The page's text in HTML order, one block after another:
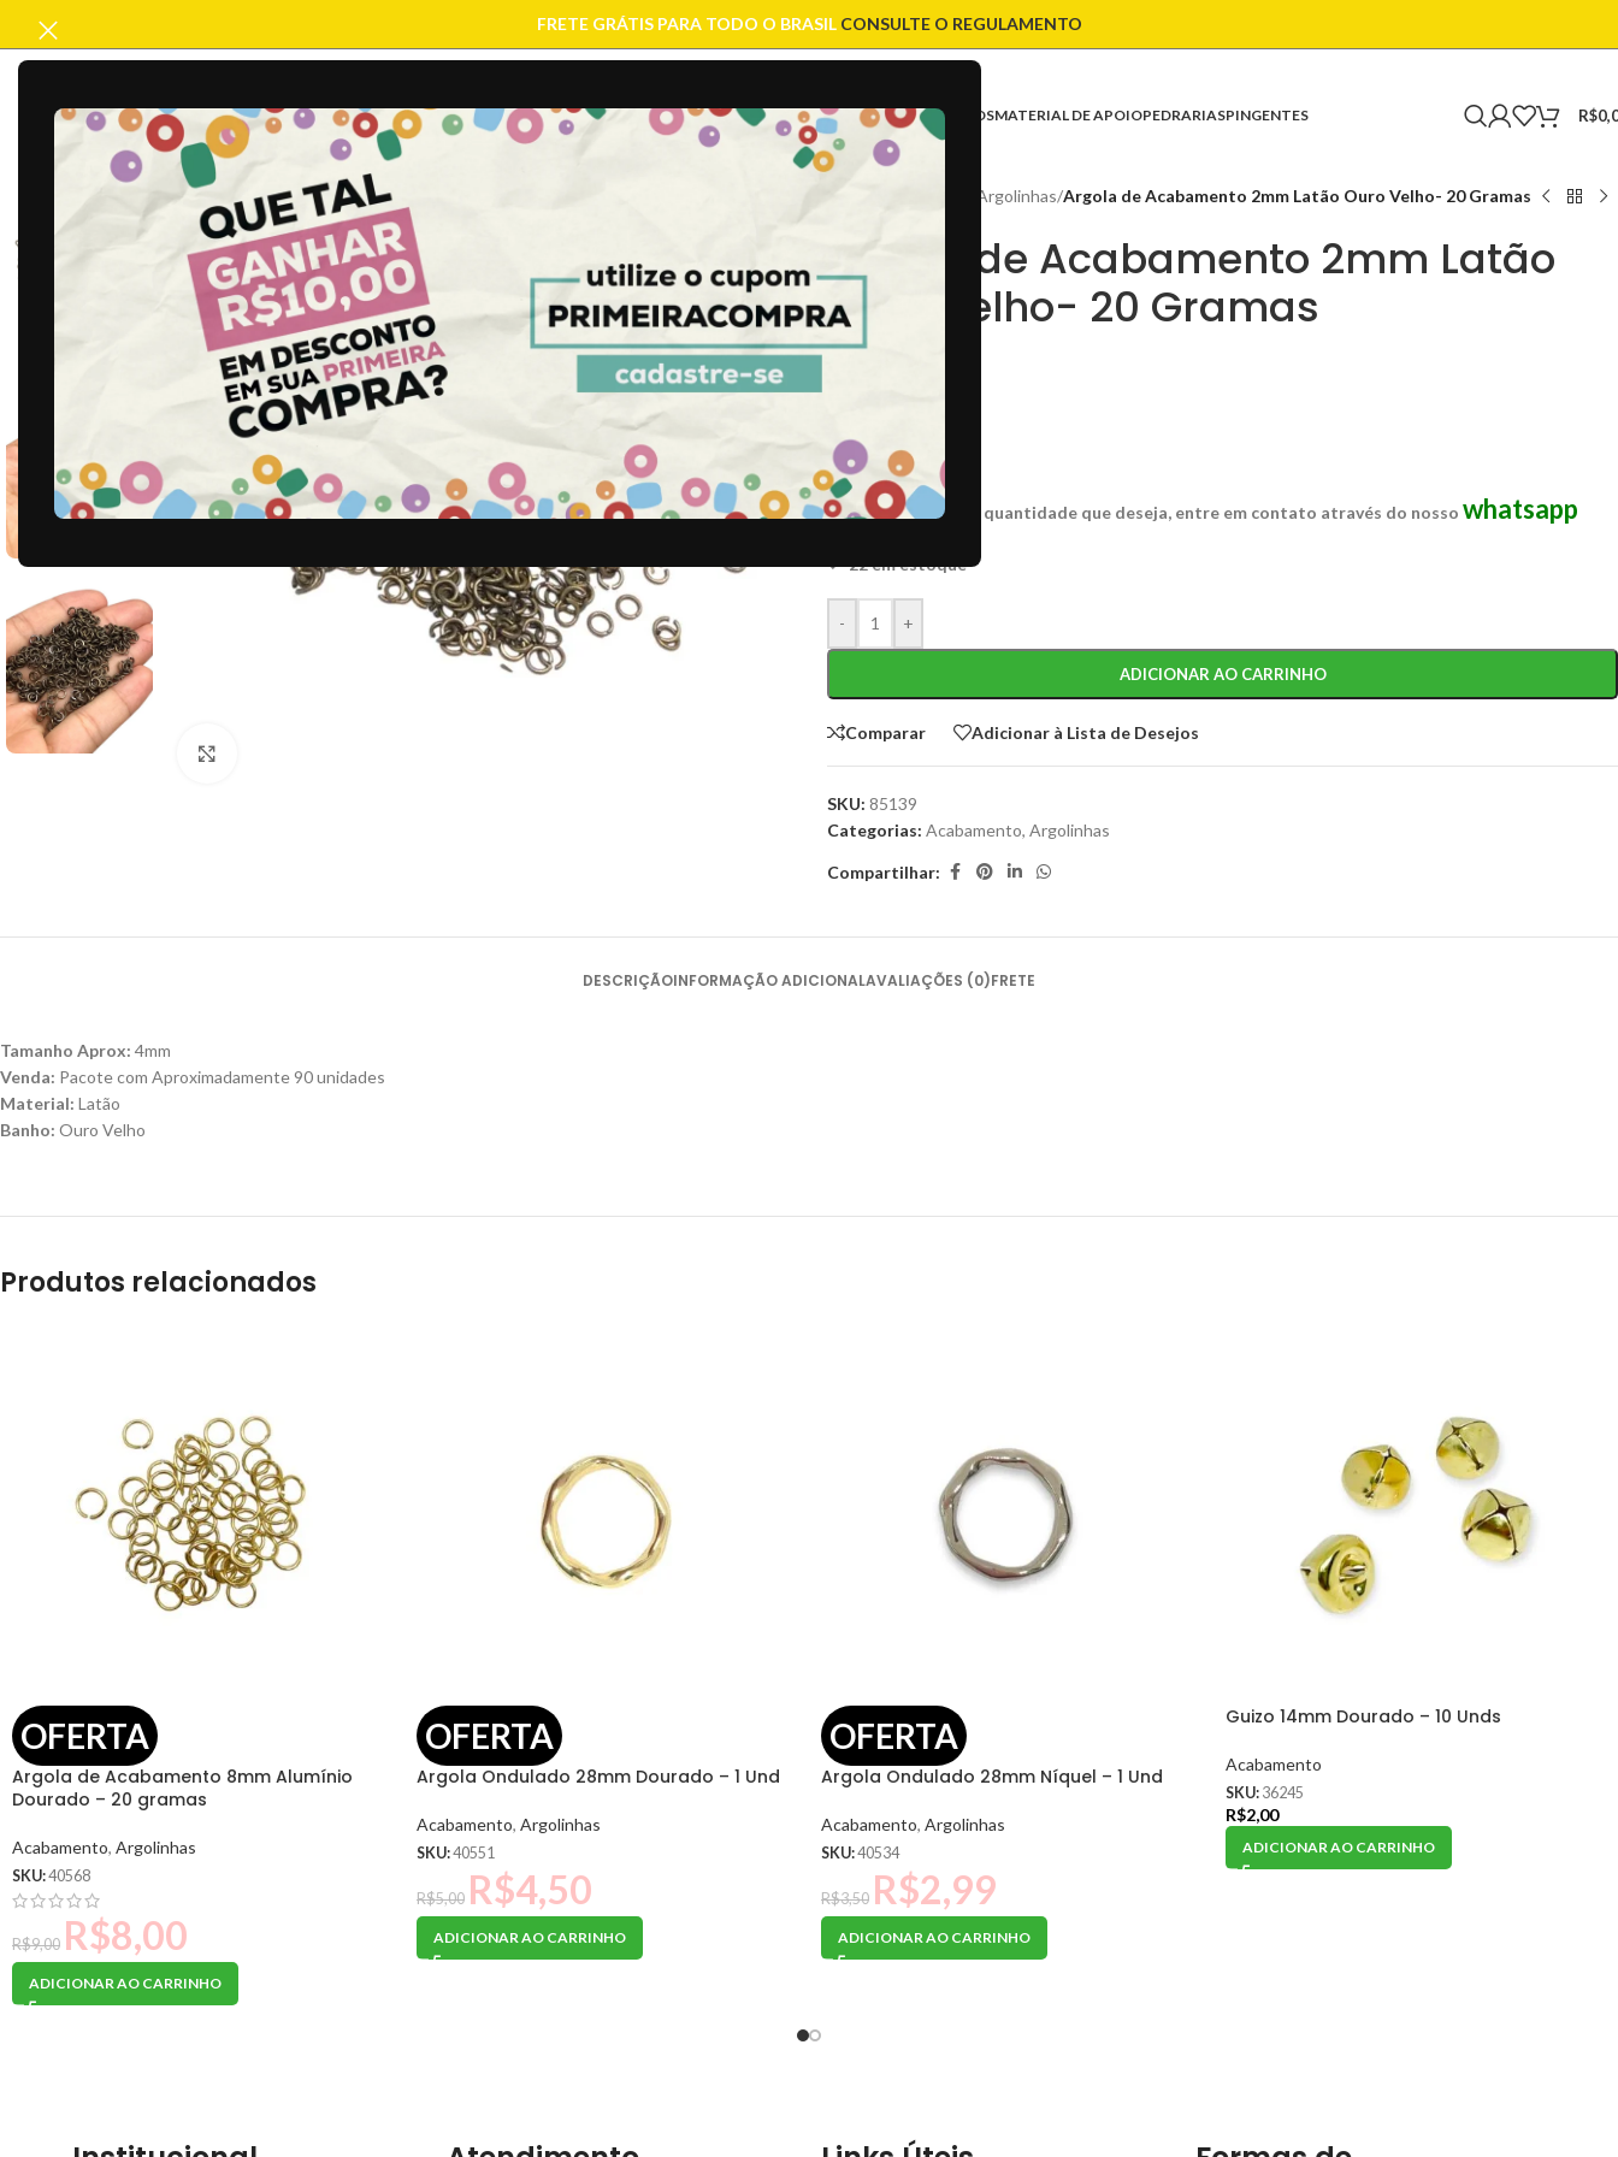
FRETE GRÁTIS PARA TODO O BRASIL CONSULTE O REGULAMENTO
ACABAMENTOARTESANATOBASESCONTAS CORRENTESENTREMEIOSFIOS E CORDÕES FECHOSMATERIAL DE APOIOPEDRARIASPINGENTES R$
Argolinhas/Argola de Acabamento 2mm Latão Ouro Velho- 20 Gramas
Argola de Acabamento 2mm Latão
Ouro Velho- 20 Gramas
Cx: A1 / 36
Caso não consiga a quantidade que deseja, entre em contato através do nosso whatsapp
22 em estoque
- +
ADICIONAR AO CARRINHO
Comparar Adicionar à Lista de Desejos
SKU: 85139
Categorias: Acabamento, Argolinhas
Compartilhar:
DESCRIÇÃOINFORMAÇÃO ADICIONALAVALIAÇÕES (0)FRETE
Tamanho Aprox: 4mm
Venda: Pacote com Aproximadamente 90 unidades
Material: Latão
Banho: Ouro Velho
Produtos relacionados
OFERTA
Argola de Acabamento 8mm Alumínio
Dourado – 20 gramas
Acabamento, Argolinhas
SKU:40568
R$9,00 R$8,00
ADICIONAR AO CARRINHO
OFERTA
Argola Ondulado 28mm Dourado – 1 Und
Acabamento, Argolinhas
SKU:40551
R$5,00 R$4,50
ADICIONAR AO CARRINHO
OFERTA
Argola Ondulado 28mm Níquel – 1 Und
Acabamento, Argolinhas
SKU:40534
R$3,50 R$2,99
ADICIONAR AO CARRINHO
Guizo 14mm Dourado – 10 Unds
Acabamento
SKU: 36245
R$2,00
ADICIONAR AO CARRINHO